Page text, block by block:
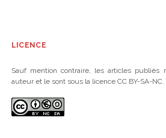
LICENCE
Sauf mention contraire, les articles publiés
auteur et le sont sous la licence CC BY-SA-NC.